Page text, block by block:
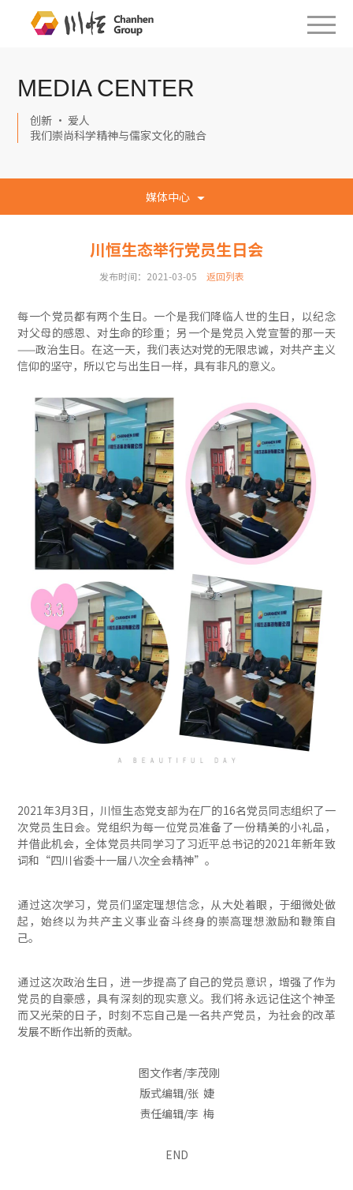
MEDIA CENTER
创新 · 爱人
我们崇尚科学精神与儒家文化的融合
媒体中心
川恒生态举行党员生日会
发布时间：2021-03-05 返回列表
每一个党员都有两个生日。一个是我们降临人世的生日，以纪念
对父母的感恩、对生命的珍重；另一个是党员入党宣誓的那一天
——政治生日。在这一天，我们表达对党的无限忠诚，对共产主义
信仰的坚守，所以它与出生日一样，具有非凡的意义。
2021年3月3日，川恒生态党支部为在厂的16名党员同志组织了一
次党员生日会。党组织为每一位党员准备了一份精美的小礼品，
并借此机会，全体党员共同学习了习近平总书记的2021年新年致
词和“四川省委十一届八次全会精神”。
通过这次学习，党员们坚定理想信念，从大处着眼，于细微处做
起，始终以为共产主义事业奋斗终身的崇高理想激励和鞭策自
己。
通过这次政治生日，进一步提高了自己的党员意识，增强了作为
党员的自豪感，具有深刻的现实意义。我们将永远记住这个神圣
而又光荣的日子，时刻不忘自己是一名共产党员，为社会的改革
发展不断作出新的贡献。
图文作者/李茂刚
版式编辑/张 婕
责任编辑/李 梅
END